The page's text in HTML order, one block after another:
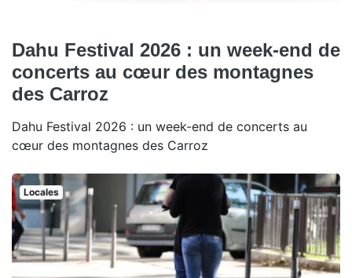
Dahu Festival 2026 : un week-end de
concerts au cœur des montagnes
des Carroz
Dahu Festival 2026 : un week-end de concerts au
cœur des montagnes des Carroz
Locales